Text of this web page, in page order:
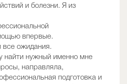
и болезни. Я из
впервые.
все ожидания.
найти нужный именно мне
направляла,
подготовка и